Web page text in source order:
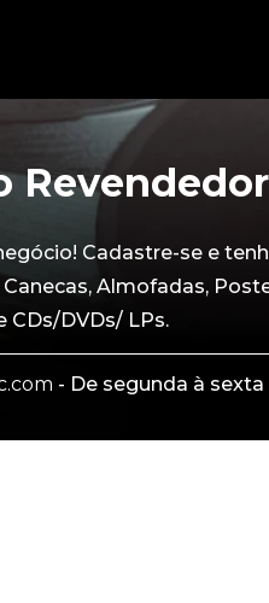
Cadastre-se e
Almofadas,
DVDs/ LPs.
- De segunda à sexta